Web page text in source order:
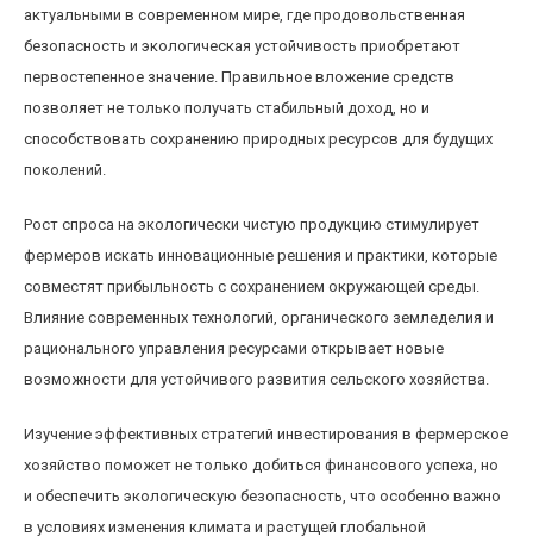
актуальными в современном мире, где продовольственная
безопасность и экологическая устойчивость приобретают
первостепенное значение. Правильное вложение средств
позволяет не только получать стабильный доход, но и
способствовать сохранению природных ресурсов для будущих
поколений.
Рост спроса на экологически чистую продукцию стимулирует
фермеров искать инновационные решения и практики, которые
совместят прибыльность с сохранением окружающей среды.
Влияние современных технологий, органического земледелия и
рационального управления ресурсами открывает новые
возможности для устойчивого развития сельского хозяйства.
Изучение эффективных стратегий инвестирования в фермерское
хозяйство поможет не только добиться финансового успеха, но
и обеспечить экологическую безопасность, что особенно важно
в условиях изменения климата и растущей глобальной